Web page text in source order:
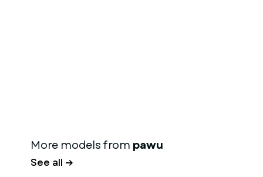
More models from pawu
See all →